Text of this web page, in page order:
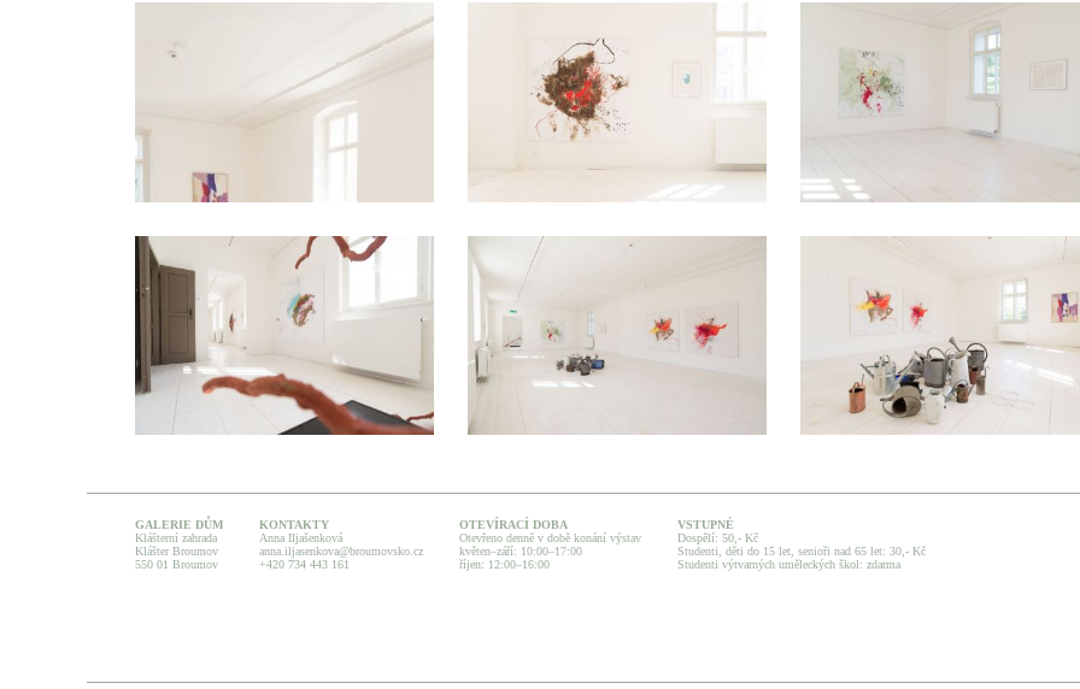
GALERIE DŮM
Klášterní zahrada
Klášter Broumov
550 01 Broumov
KONTAKTY
Anna Iljašenková
anna.iljasenkova@broumovsko.cz
+420 734 443 161
OTEVÍRACÍ DOBA
Otevřeno denně v době konání výstav
květen–září: 10:00–17:00
říjen: 12:00–16:00
VSTUPNÉ
Dospělí: 50,- Kč
Studenti, děti do 15 let, senioři nad 65 let: 30,- Kč
Studenti výtvarných uměleckých škol: zdarma